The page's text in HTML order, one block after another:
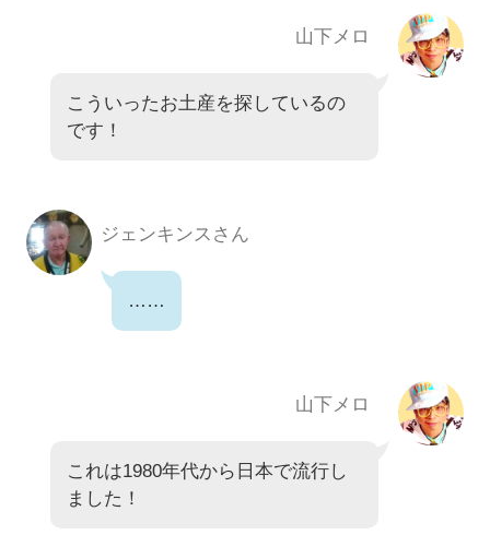
山下メロ
こういったお土産を探しているの
です！
ジェンキンスさん
……
山下メロ
これは1980年代から日本で流行し
ました！